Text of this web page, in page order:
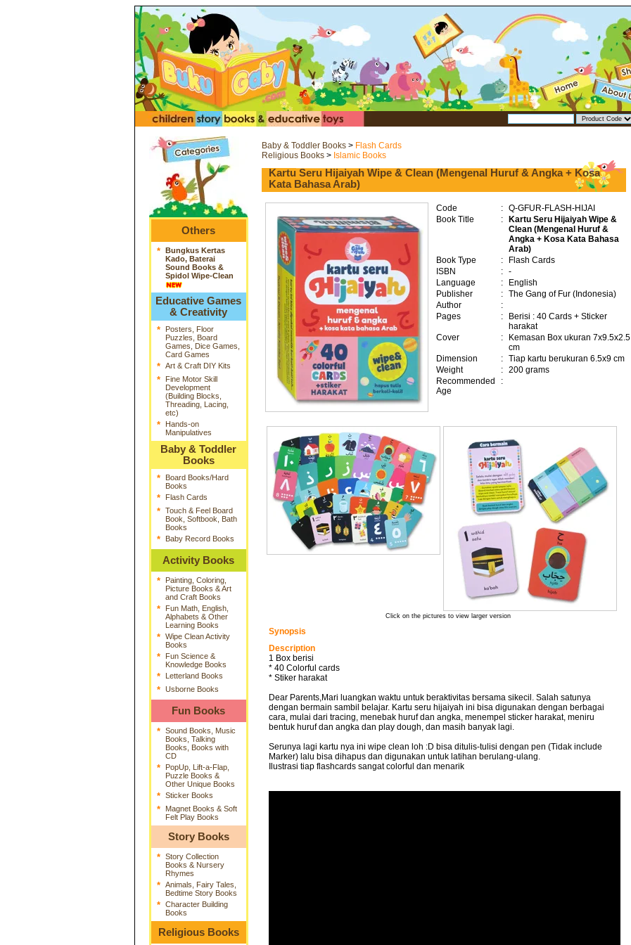
Others
* Bungkus Kertas
Kado, Baterai
Sound Books &
Spidol Wipe-Clean
Educative Games
& Creativity
*
Posters, Floor
Puzzles, Board
Games, Dice Games,
Card Games
* Art & Craft DIY Kits
*
Fine Motor Skill
Development
(Building Blocks,
Threading, Lacing,
etc)
*
Hands-on
Manipulatives
Baby & Toddler
Books
*
Board Books/Hard
Books
* Flash Cards
* Touch & Feel Board
Book, Softbook, Bath
Books
* Baby Record Books
Activity Books
*
Painting, Coloring,
Picture Books & Art
and Craft Books
*
Fun Math, English,
Alphabets & Other
Learning Books
* Wipe Clean Activity
Books
*
Fun Science &
Knowledge Books
* Letterland Books
* Usborne Books
Fun Books
* Sound Books, Music
Books, Talking
Books, Books with
CD
*
PopUp, Lift-a-Flap,
Puzzle Books &
Other Unique Books
* Sticker Books
*
Magnet Books & Soft
Felt Play Books
Story Books
* Story Collection
Books & Nursery
Rhymes
* Animals, Fairy Tales,
Bedtime Story Books
* Character Building
Books
Religious Books
Baby & Toddler Books > Flash Cards
Religious Books > Islamic Books
Kartu Seru Hijaiyah Wipe & Clean (Mengenal Huruf & Angka + Kosa
Kata Bahasa Arab)
Code : Q-GFUR-FLASH-HIJAI
Book Title
:
Kartu Seru Hijaiyah Wipe &
Clean (Mengenal Huruf &
Angka + Kosa Kata Bahasa
Arab)
Book Type
:
Flash Cards
ISBN
: -
Language
:
English
Publisher
: The Gang of Fur (Indonesia)
Author
:
Pages
:
Berisi : 40 Cards + Sticker
harakat
Cover
:
Kemasan Box ukuran 7x9.5x2.5
cm
Dimension
: Tiap kartu berukuran 6.5x9 cm
Weight
: 200 grams
Recommended
Age
:
Click on the pictures to view larger version
Synopsis
Description
1 Box berisi
* 40 Colorful cards
* Stiker harakat
Dear Parents,Mari luangkan waktu untuk beraktivitas bersama sikecil. Salah satunya
dengan bermain sambil belajar. Kartu seru hijaiyah ini bisa digunakan dengan berbagai
cara, mulai dari tracing, menebak huruf dan angka, menempel sticker harakat, meniru
bentuk huruf dan angka dan play dough, dan masih banyak lagi.
Serunya lagi kartu nya ini wipe clean loh :D bisa ditulis-tulisi dengan pen (Tidak include
Marker) lalu bisa dihapus dan digunakan untuk latihan berulang-ulang.
Ilustrasi tiap flashcards sangat colorful dan menarik